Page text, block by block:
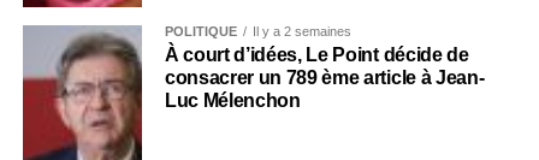
POLITIQUE Il y a 2 semaines
À court d’idées, Le Point décide de
consacrer un 789 ème article à Jean-
Luc Mélenchon